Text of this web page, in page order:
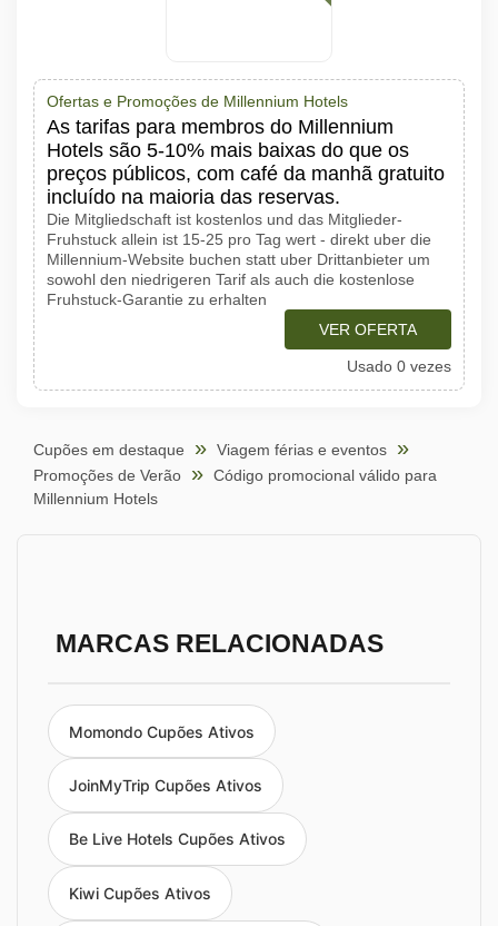
Ofertas e Promoções de Millennium Hotels
As tarifas para membros do Millennium
Hotels são 5-10% mais baixas do que os
preços públicos, com café da manhã gratuito
incluído na maioria das reservas.
Die Mitgliedschaft ist kostenlos und das Mitglieder-
Fruhstuck allein ist 15-25 pro Tag wert - direkt uber die
Millennium-Website buchen statt uber Drittanbieter um
sowohl den niedrigeren Tarif als auch die kostenlose
Fruhstuck-Garantie zu erhalten
VER OFERTA
Usado 0 vezes
Cupões em destaque
Viagem férias e eventos
Promoções de Verão
Código promocional válido para
Millennium Hotels
MARCAS RELACIONADAS
Momondo Cupões Ativos
JoinMyTrip Cupões Ativos
Be Live Hotels Cupões Ativos
Kiwi Cupões Ativos